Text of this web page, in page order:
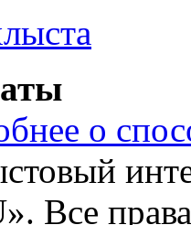
о
Все